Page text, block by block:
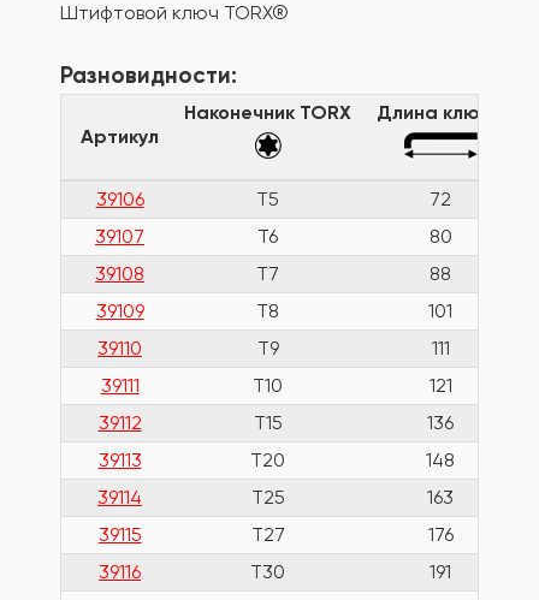
Штифтовой ключ TORX®
Разновидности:
Артикул
Наконечник TORX Длина ключа
39106 T5
72
39107
T6
80
39108
T7
88
39109
T8
101
39110
T9
111
39111
T10
121
39112
T15
136
39113
T20
148
39114
T25
163
39115
T27
176
39116
T30
191